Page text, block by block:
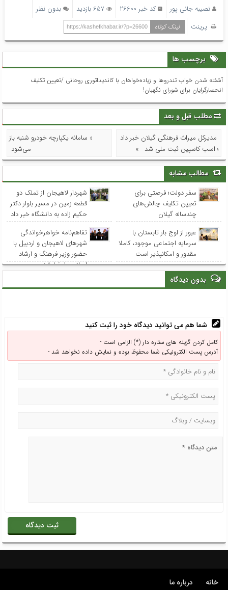
نصیبه جانی پور کد خبر 26600 657 بازدید
بدون نظر
پرینت
لینک کوتاه https://kashefkhabar.ir/?p=26600
برچسب ها
آشفته شدن خواب تندروها و زیاده‌خواهان با کاندیداتوری روحانی /تعیین تکلیف
انحصارگرایان برای شورای نگهبان!
مطلب قبل و بعد
مدیرکل میراث فرهنگی گیلان خبر داد
؛ اسب کاسپین ثبت ملی شد »
« سامانه یکپارچه خودرو شنبه باز
می‌شود
مطالب مشابه
سفر دولت؛ فرصتی برای
تعیین تکلیف چالش‌های
چندساله گیلان
شهردار لاهیجان از تملک دو
قطعه زمین در مسیر بلوار دکتر
حکیم زاده به دانشگاه خبر داد
عبور از اوج بار تابستان با
سرمایه اجتماعی موجود، کاملا
مقدور و امکانپذیر است
تفاهم‌نامه خواهرخواندگی
شهرهای لاهیجان و اردبیل با
حضور وزیر فرهنگ و ارشاد
اسلامی امضا شد
بدون دیدگاه
شما هم می توانید دیدگاه خود را ثبت کنید
کامل کردن گزینه های ستاره دار (*) الزامی است -
آدرس پست الکترونیکی شما محفوظ بوده و نمایش داده نخواهد شد -
خانه درباره ما